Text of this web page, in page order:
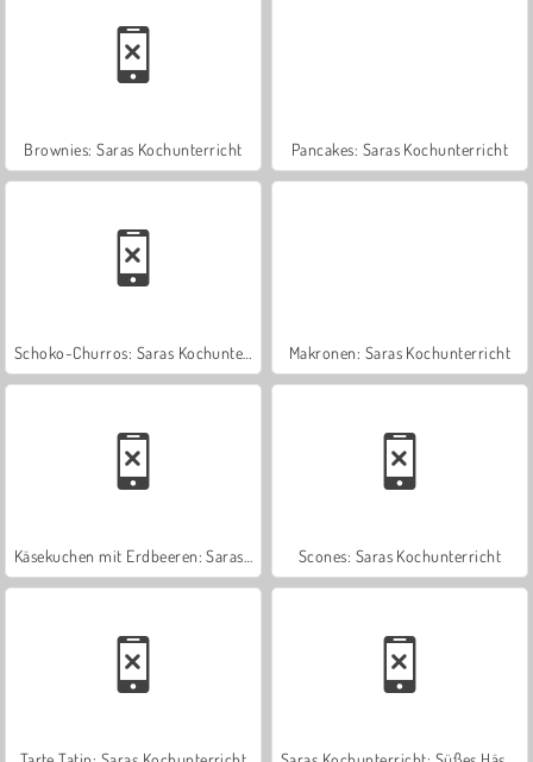
Brownies: Saras Kochunterricht Pancakes: Saras Kochunterricht
Makronen: Saras Kochunterricht
Scones: Saras Kochunterricht